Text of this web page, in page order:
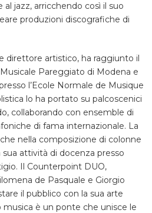
jazz, arricchendo così il suo
produzioni discografiche di
direttore artistico, ha raggiunto il
Pareggiato di Modena e
l’Ecole Normale de Musique
lo ha portato su palcoscenici
collaborando con ensemble di
di fama internazionale. La
nella composizione di colonne
attività di docenza presso
Il Counterpoint DUO,
de Pasquale e Giorgio
il pubblico con la sua arte
musica è un ponte che unisce le